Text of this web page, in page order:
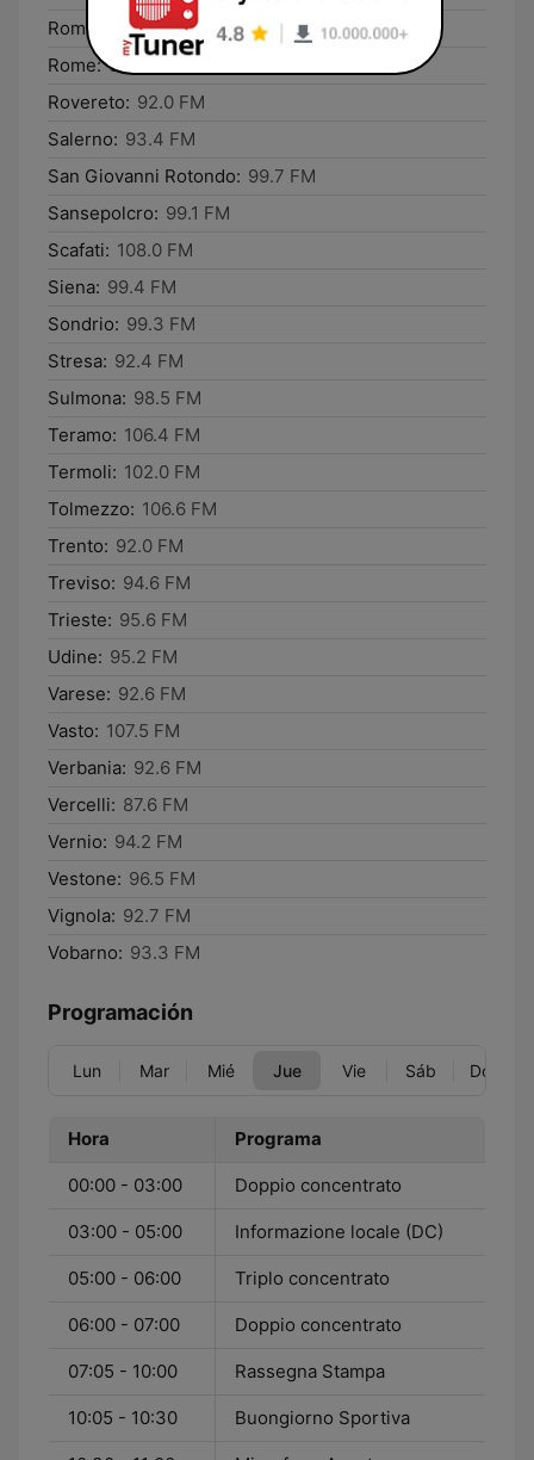
Romano di Lombardia: 92.8 FM
Rome: 90.0 FM
Rovereto: 92.0 FM
Salerno: 93.4 FM
San Giovanni Rotondo: 99.7 FM
Sansepolcro: 99.1 FM
Scafati: 108.0 FM
Siena: 99.4 FM
Sondrio: 99.3 FM
Stresa: 92.4 FM
Sulmona: 98.5 FM
Teramo: 106.4 FM
Termoli: 102.0 FM
Tolmezzo: 106.6 FM
Trento: 92.0 FM
Treviso: 94.6 FM
Trieste: 95.6 FM
Udine: 95.2 FM
Varese: 92.6 FM
Vasto: 107.5 FM
Verbania: 92.6 FM
Vercelli: 87.6 FM
Vernio: 94.2 FM
Vestone: 96.5 FM
Vignola: 92.7 FM
Vobarno: 93.3 FM
Programación
Lun Mar Mié Jue Vie Sáb Dom
Hora Programa
00:00 - 03:00 Doppio concentrato
03:00 - 05:00 Informazione locale (DC)
05:00 - 06:00 Triplo concentrato
06:00 - 07:00 Doppio concentrato
07:05 - 10:00 Rassegna Stampa
10:05 - 10:30 Buongiorno Sportiva